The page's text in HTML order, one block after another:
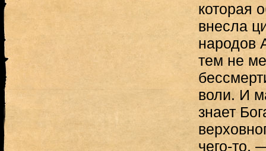
которая
внесла
народов
тем не
воли. И
знает
чего-то,